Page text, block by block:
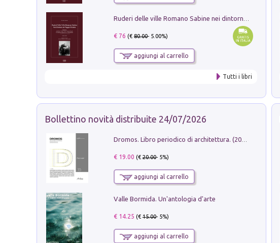
€ 76 (€80.00- 5.00%)
aggiungi al carrello
Tutti i libri
Bollettino novità distribuite 24/07/2026
Dromos. Libro periodico di architettura. (2026). Vol. 15: Post-model
€ 19.00 (€20.00- 5%)
aggiungi al carrello
Valle Bormida. Un'antologia d'arte
€ 14.25 (€15.00- 5%)
aggiungi al carrello